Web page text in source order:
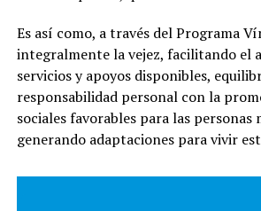
Es así como, a través del Programa
integralmente la vejez, facilitando el
servicios y apoyos disponibles,
responsabilidad personal con la
sociales favorables para las personas
generando adaptaciones para vivir